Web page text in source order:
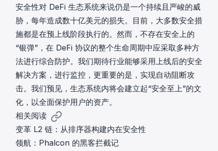
安全性对 DeFi 生态系统来说仍是一个持续且严峻的威
胁，每年造成数十亿美元的损失。目前，大多数安全措
施都是在预上线阶段执行的。然而，不存在安全上的
“银弹”，在 DeFi 协议的整个生命周期中应采取多种方
法进行综合防护。我们期待行业能够采用上线后的安全
解决方案，进行监控，更重要的是，实现自动阻断攻
击。我们预见，生态系统内将会建立起“安全至上”的文
化，以全面保护用户的资产。
相关阅读
变革 L2 链：从排序器构建内在安全性
领航：Phalcon 的黑客拦截记